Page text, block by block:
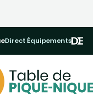
Direct Équipements